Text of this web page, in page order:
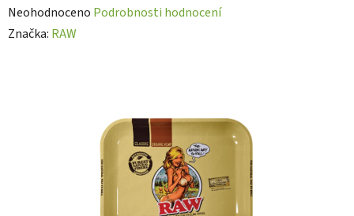
Průměrné
hodnocení
Neohodnoceno Podrobnosti hodnocení
Značka: RAW